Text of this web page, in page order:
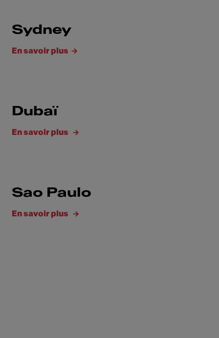
Sydney
En savoir plus
Dubaï
En savoir plus
Sao Paulo
En savoir plus